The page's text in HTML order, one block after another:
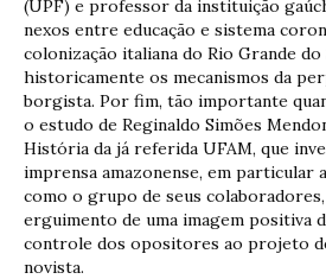
(UPF) e professor da instituição
nexos entre educação e sistema
colonização italiana do Rio Grande
historicamente os mecanismos da
borgista. Por fim, tão importante
o estudo de Reginaldo Simões
História da já referida UFAM, que
imprensa amazonense, em particular a
como o grupo de seus
erguimento de uma imagem positiva
controle dos opositores ao projeto
novista.